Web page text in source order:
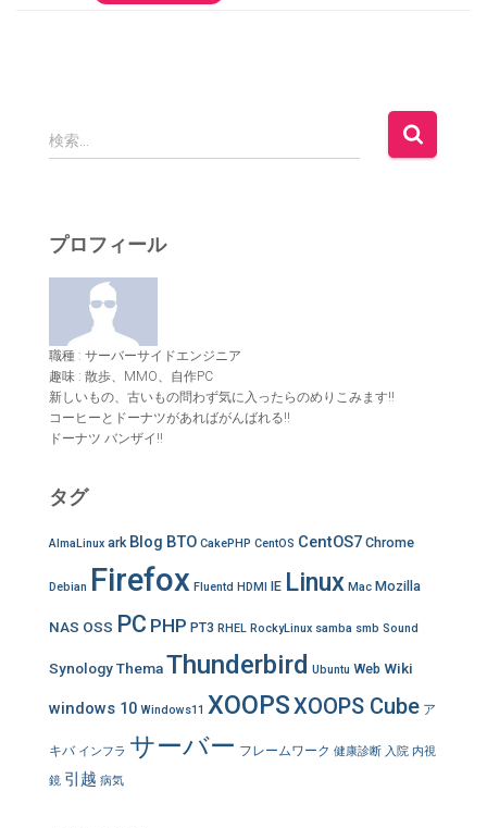
検
索
検索…
プロフィール
職種 : サーバーサイドエンジニア
趣味 : 散歩、MMO、自作PC
新しいもの、古いもの問わず気に入ったらのめりこみます!!
コーヒーとドーナツがあればがんばれる!!
ドーナツ バンザイ!!
タグ
AlmaLinux ark Blog BTO CakePHP CentOS CentOS7 Chrome
Debian Firefox Fluentd HDMI IE Linux Mac Mozilla
NAS OSS PC PHP PT3 RHEL RockyLinux samba smb Sound
SynologyThemaThunderbird Ubuntu Web Wiki
windows 10 Windows11 XOOPSXOOPS Cube ア
キバ インフラ サーバー フレームワーク 健康診断 入院 内視
鏡 引越 病気